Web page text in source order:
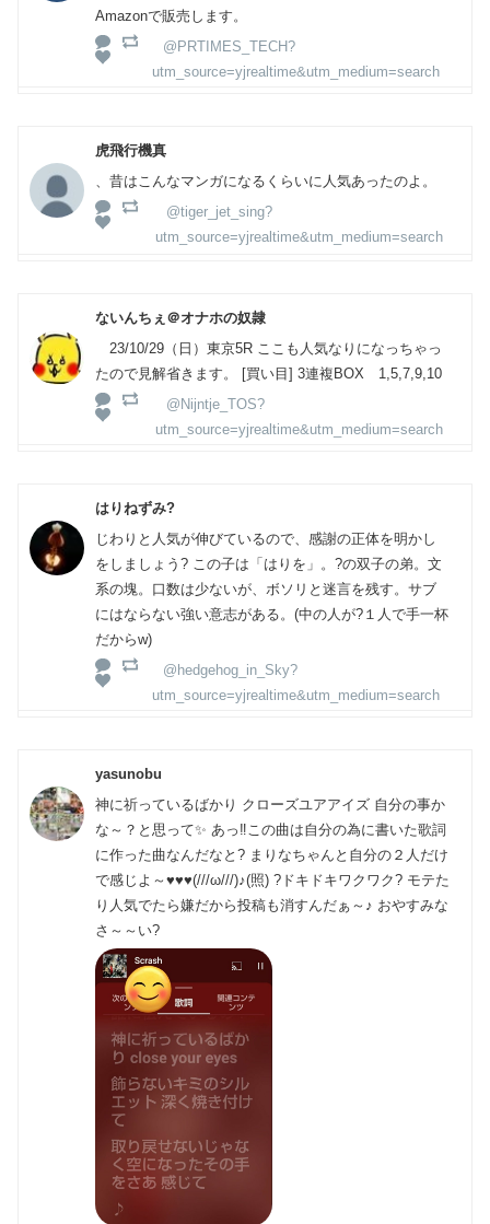
Amazonで販売します。
@PRTIMES_TECH?
utm_source=yjrealtime&utm_medium=search
虎飛行機真
、昔はこんなマンガになるくらいに人気あったのよ。
@tiger_jet_sing?
utm_source=yjrealtime&utm_medium=search
ないんちぇ＠オナホの奴隷
23/10/29（日）東京5R ここも人気なりになっちゃっ
たので見解省きます。 [買い目] 3連複BOX 1,5,7,9,10
@Nijntje_TOS?
utm_source=yjrealtime&utm_medium=search
はりねずみ?
じわりと人気が伸びているので、感謝の正体を明かし
をしましょう? この子は「はりを」。?の双子の弟。文
系の塊。口数は少ないが、ボソリと迷言を残す。サブ
にはならない強い意志がある。(中の人が?１人で手一杯
だからw)
@hedgehog_in_Sky?
utm_source=yjrealtime&utm_medium=search
yasunobu
神に祈っているばかり クローズユアアイズ 自分の事か
な～？と思って✨ あっ‼️この曲は自分の為に書いた歌詞
に作った曲なんだなと? まりなちゃんと自分の２人だけ
で感じよ～♥♥♥(///ω///)♪(照) ?ドキドキワクワク? モテた
り人気でたら嫌だから投稿も消すんだぁ～♪ おやすみな
さ～～い?